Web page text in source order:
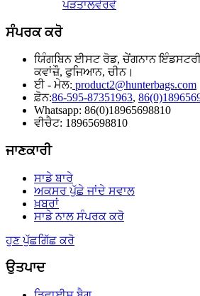
ਪੜਤਾਲਵੇਰਵੇ
ਸੰਪਰਕ ਕਰੋ
ਯਿੰਗਬਿਨ ਈਸਟ ਰੋਡ, ਚੇਂਗਨਾਨ
ਕਵਾਂਜ਼ੌ, ਫੁਜਿਆਨ, ਚੀਨ।
ਈ - ਮੇਲ: product2@hunterbags.com
ਫ਼ੋਨ:86-595-87351963,
Whatsapp: 86(0)18965698810
ਵੀਚੈਟ: 18965698810
ਜਾਣਕਾਰੀ
ਸਾਡੇ ਬਾਰੇ
ਅਕਸਰ ਪੁੱਛੇ ਜਾਂਦੇ ਸਵਾਲ
ਖ਼ਬਰਾਂ
ਸਾਡੇ ਨਾਲ ਸੰਪਰਕ ਕਰੋ
ਹੁਣ ਪੁੱਛਗਿੱਛ ਕਰੋ
ਉਤਪਾਦ